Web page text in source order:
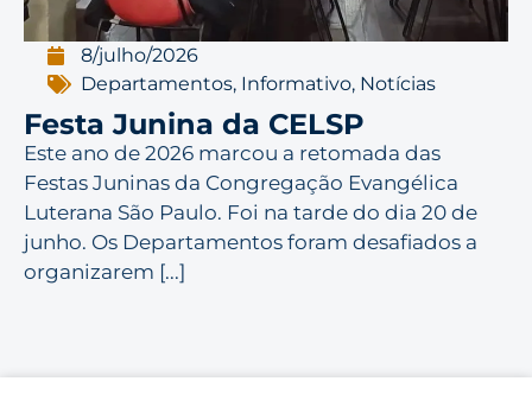
8/julho/2026
Departamentos, Informativo, Notícias
Festa Junina da CELSP
Este ano de 2026 marcou a retomada das
Festas Juninas da Congregação Evangélica
Luterana São Paulo. Foi na tarde do dia 20 de
junho. Os Departamentos foram desafiados a
organizarem [...]